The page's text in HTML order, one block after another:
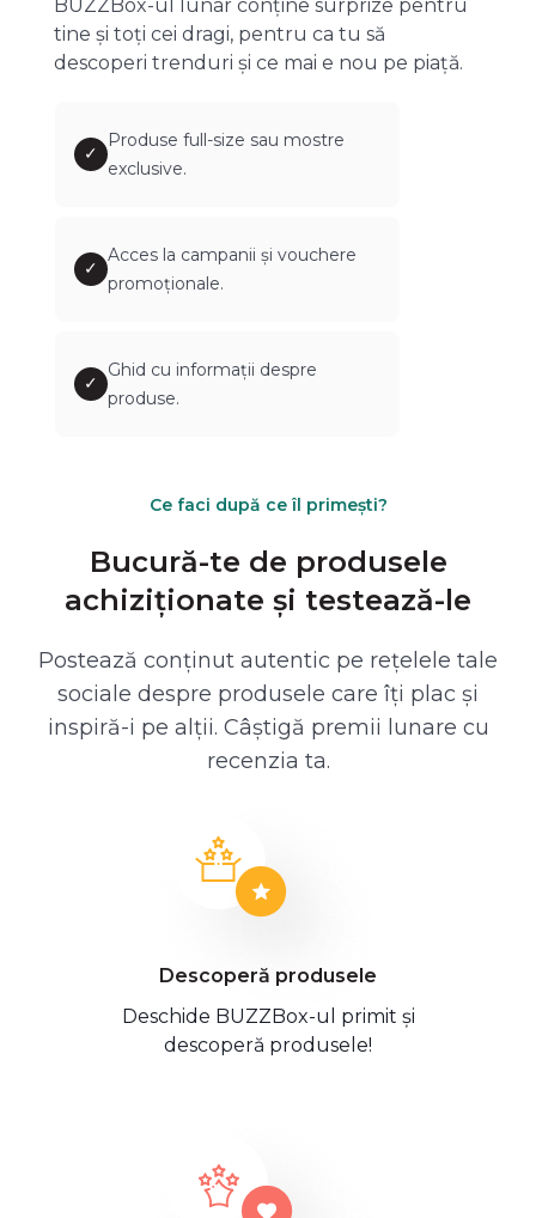
BUZZBox-ul lunar conține surprize pentru
tine și toți cei dragi, pentru ca tu să
descoperi trenduri și ce mai e nou pe piață.
✓
Produse full-size sau mostre
exclusive.
✓
Acces la campanii și vouchere
promoționale.
✓
Ghid cu informații despre
produse.
Ce faci după ce îl primești?
Bucură-te de produsele
achiziționate și testează-le
Postează conținut autentic pe rețelele tale
sociale despre produsele care îți plac și
inspiră-i pe alții. Câștigă premii lunare cu
recenzia ta.
Descoperă produsele
Deschide BUZZBox-ul primit și
descoperă produsele!